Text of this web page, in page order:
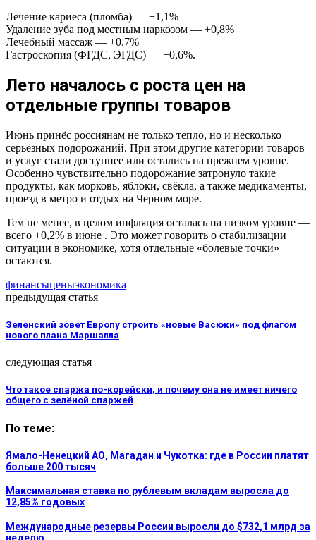
Лечение кариеса (пломба) — +1,1%
Удаление зуба под местным наркозом — +0,8%
Лечебный массаж — +0,7%
Гастроскопия (ФГДС, ЭГДС) — +0,6%.
Лето началось с роста цен на
отдельные группы товаров
Июнь принёс россиянам не только тепло, но и несколько
серьёзных подорожаний. При этом другие категории товаров
и услуг стали доступнее или остались на прежнем уровне.
Особенно чувствительно подорожание затронуло такие
продукты, как морковь, яблоки, свёкла, а также медикаменты,
проезд в метро и отдых на Черном море.
Тем не менее, в целом инфляция осталась на низком уровне —
всего +0,2% в июне . Это может говорить о стабилизации
ситуации в экономике, хотя отдельные «болевые точки»
остаются.
финансыценыэкономика
предыдущая статья
Зеленский зовет Европу строить «новые Васюки» под флагом
нового плана Маршалла
следующая статья
Что такое спаржа по-корейски, и почему она не имеет ничего
общего с зелёной спаржей
По теме:
Ямало-Ненецкий АО, Магадан и Чукотка: где в России платят
больше 200 тысяч
Максимальная ставка по рублевым вкладам выросла до
12,85% годовых
Международные резервы России выросли до $732,1 млрд за